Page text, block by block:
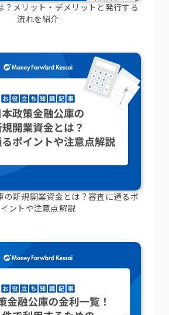
？メリット・デメリットと発行する
流れを紹介
の新規開業資金とは？審査に通るポ
イントや注意点解説